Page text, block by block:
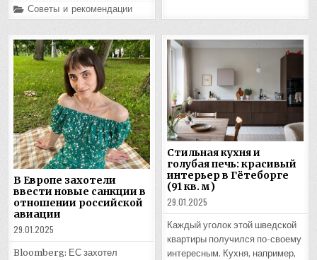
Posted
in
Советы и рекомендации
В Европе захотели
ввести новые санкции в
отношении российской
авиации
29.01.2025
Bloomberg: ЕС захотел
Стильная кухня и
голубая печь: красивый
интерьер в Гётеборге
(91 кв. м)
29.01.2025
Каждый уголок этой шведской
квартиры получился по-своему
интересным. Кухня, например,